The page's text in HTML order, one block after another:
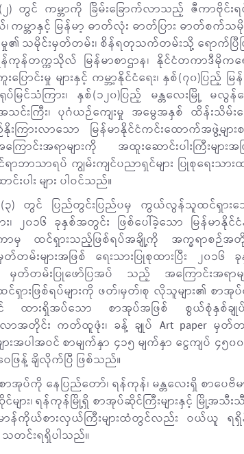
) တွင် ကမ္ဘာကို ခြိမ်းခြောက်လာသည့် ဇီကာဗိုင်းရ
၊ ကမ္ဘာနှင့် မြန်မာ့ ဓာတ်လုံး ဓာတ်ပြား ဓာတ်စက်သမို
၏ သမိုင်းမှတ်တမ်း၊ စိန်ရတုသက်တမ်းသို့ ရောက်ပြီဖ
ကုန်တက္ကသိုလ် မြန်မာစာဌာန၊ နိုင်ငံတကာဒီမိုကရ
ြောင်းမှု များနှင့် ကမ္ဘာ့နိုင်ငံရေး၊ နှစ်(၇၀)ပြည့် မြ
မြင်သံကြား၊ နှစ်(၁၂၀)ပြည့် မန္တလေးမြို့ မလွန်စ
းကြီး၊ ပုဂံယဉ်ကျေးမှု အမွေအနှစ် ထိန်းသိမ်းရေ
းကြားလာသော မြန်မာနိုင်ငံကင်းထောက်အဖွဲ့မျာ
ာင်းအရာများကို အထူးဆောင်းပါးကြီးများအဖ
ဘာသာရပ် ကျွမ်းကျင်ပညာရှင်များ ပြုစုရေးသား
းပါး များ ပါဝင်သည်။
၃) တွင် ပြည်တွင်းပြည်ပမှ ကွယ်လွန်သူထင်ရှားသ
ား၊ ၂၀၁၆ ခုနှစ်အတွင်း ဖြစ်ပေါ်ခဲ့သော မြန်မာနိုင်
ာမှ ထင်ရှားသည့်ဖြစ်ရပ်အချို့ကို အက္ခရာစဉ်အတို
တမ်းများအဖြစ် ရေးသားပြုစုထားပြီး ၂၀၁၆
တ်တမ်းပြုဖော်ပြအပ် သည့် အကြောင်းအရာမျာ
ထင်ရှားဖြစ်ရပ်များကို ဖတ်၊မှတ်၊စု လိုသူများ၏ စာအု
ထားရှိအပ်သော စာအုပ်အဖြစ် စွယ်စုံနှစ်ချု
အတိုင်း ကတ်ထူဖုံး၊ ခန့် ချုပ် Art paper မှတ်တ
းအပါအဝင် စာမျက်နှာ ၄၁၅ မျက်နှာ ငွေကျပ် ၄၅၀၀
ြန့် ချိလိုက်ပြီ ဖြစ်သည်။
အုပ်ကို နေပြည်တော်၊ ရန်ကုန်၊ မန္တလေးရှိ စာပေဗိမ
များ၊ ရန်ကုန်မြို့ရှိ စာအုပ်ဆိုင်ကြီးများနှင့် မြို့အသီး
ာန်ကိုယ်စားလှယ်ကြီးများထံတွင်လည်း ဝယ်ယူ ရရှိ
သတင်းရရှိပါသည်။